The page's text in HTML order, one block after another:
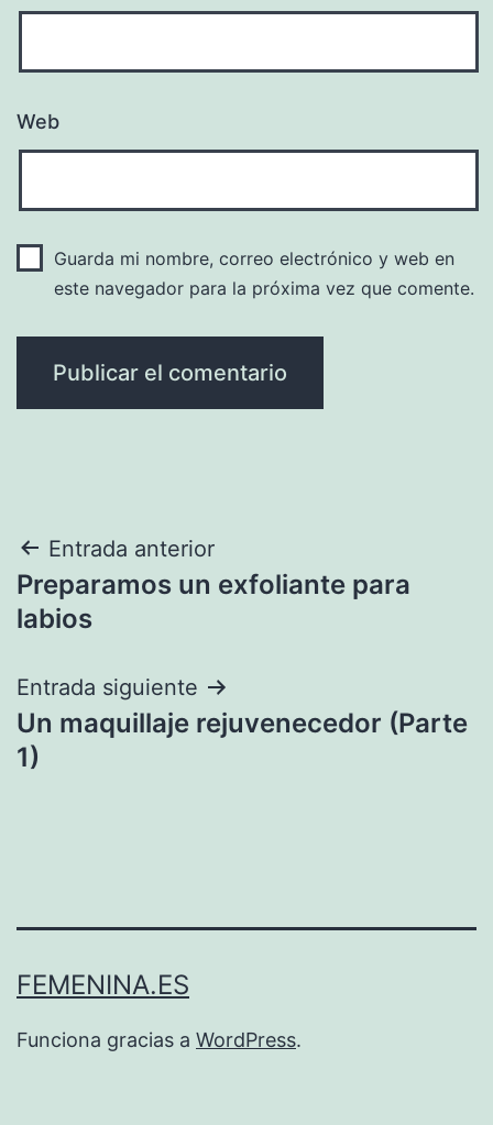
Web
Guarda mi nombre, correo electrónico y web en
este navegador para la próxima vez que comente.
Navegación
de
Entrada anterior
Preparamos un exfoliante para
labios
Entrada siguiente
Un maquillaje rejuvenecedor (Parte
1)
FEMENINA.ES
Funciona gracias a WordPress.